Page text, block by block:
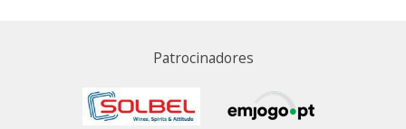
Patrocinadores